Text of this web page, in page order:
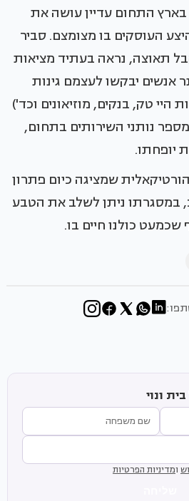
בארץ התחום עדיין עושה את
העוסקים בו מצומצם. סביר
תאוצה, נראה בעתיד מציאות
אנשים יבקשו לעצמם גינות
היי טק, בנקים, מוזיאונים וכד')
נותני השירותים בתחום,
יופחתו.
שמציגה כיום פתרון
במסגרתו ניתן לשלב את הטבע
כולנו חיים בו.
ונוי
ומדיניות הפרטיות